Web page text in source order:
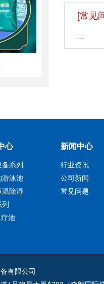
[常见
...
心
系列
泳池
除湿
池
新闻中心
行业资讯
公司新闻
常见问题
有限公司